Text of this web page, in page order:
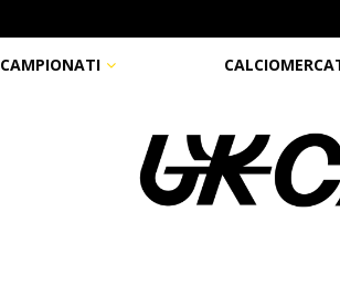
CAMPIONATI